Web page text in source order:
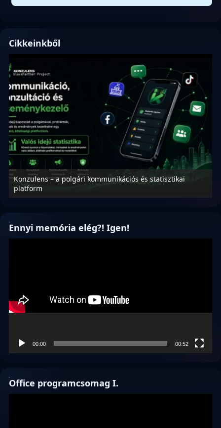
Cikkeinkből
Konzulens – a polgári kommunikációs és statisztikai
platform
Ennyi memória elég?! Igen!
00:00 00:52
Office programcsomag I.